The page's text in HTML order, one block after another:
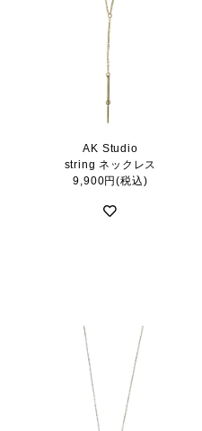
AK Studio
string ネックレス
9,900円(税込)